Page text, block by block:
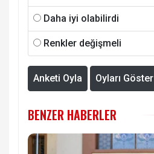
Daha iyi olabilirdi
Renkler değişmeli
Anketi Oyla Oyları Göster
BENZER HABERLER